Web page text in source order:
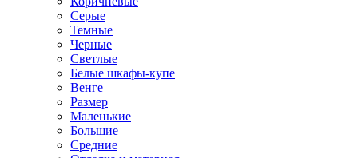
Серые
Темные
Черные
Светлые
Белые шкафы-купе
Венге
Размер
Маленькие
Большие
Средние